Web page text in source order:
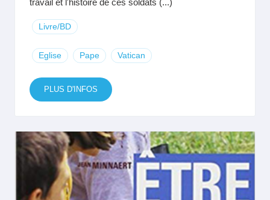
travail et l'histoire de ces soldats (...)
Livre/BD
Eglise Pape Vatican
PLUS D'INFOS